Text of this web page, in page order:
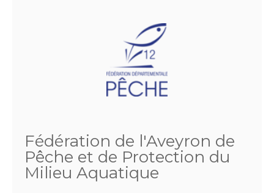
Fédération de l'Aveyron de
Pêche et de Protection du
Milieu Aquatique